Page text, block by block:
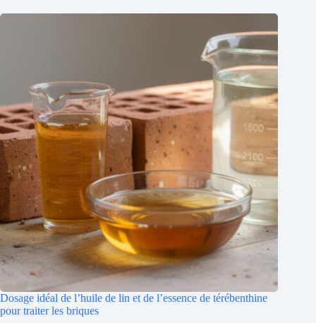
Dosage idéal de l’huile de lin et de l’essence de térébenthine
pour traiter les briques